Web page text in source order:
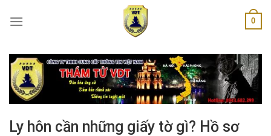
0
Ly hôn cần những giấy tờ gì? Hồ sơ